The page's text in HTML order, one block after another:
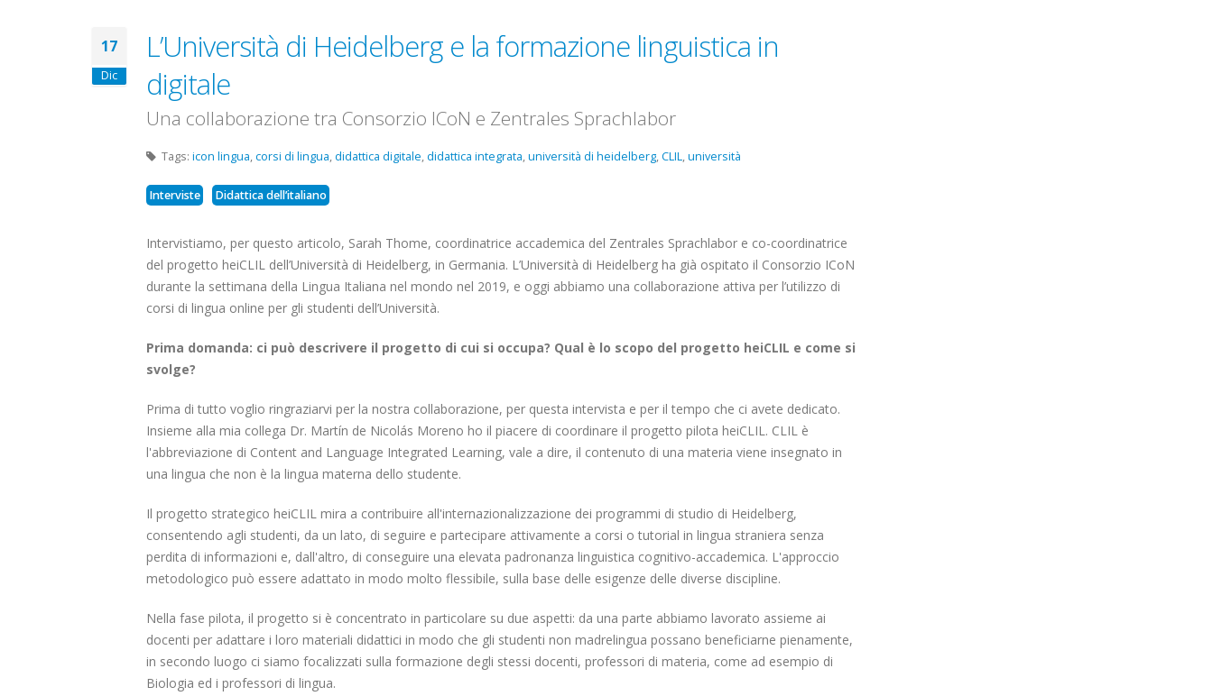
17
Dic
L’Università di Heidelberg e la formazione linguistica in
digitale
Una collaborazione tra Consorzio ICoN e Zentrales Sprachlabor
Tags: icon lingua,corsi di lingua,didattica digitale,didattica integrata,università di heidelberg,CLIL,università
Interviste Didattica dell’italiano
Intervistiamo, per questo articolo, Sarah Thome, coordinatrice accademica del Zentrales Sprachlabor e co-coordinatrice
del progetto heiCLIL dell’Università di Heidelberg, in Germania. L’Università di Heidelberg ha già ospitato il Consorzio ICoN
durante la settimana della Lingua Italiana nel mondo nel 2019, e oggi abbiamo una collaborazione attiva per l’utilizzo di
corsi di lingua online per gli studenti dell’Università.
Prima domanda: ci può descrivere il progetto di cui si occupa? Qual è lo scopo del progetto heiCLIL e come si
svolge?
Prima di tutto voglio ringraziarvi per la nostra collaborazione, per questa intervista e per il tempo che ci avete dedicato.
Insieme alla mia collega Dr. Martín de Nicolás Moreno ho il piacere di coordinare il progetto pilota heiCLIL. CLIL è
l'abbreviazione di Content and Language Integrated Learning, vale a dire, il contenuto di una materia viene insegnato in
una lingua che non è la lingua materna dello studente.
Il progetto strategico heiCLIL mira a contribuire all'internazionalizzazione dei programmi di studio di Heidelberg,
consentendo agli studenti, da un lato, di seguire e partecipare attivamente a corsi o tutorial in lingua straniera senza
perdita di informazioni e, dall'altro, di conseguire una elevata padronanza linguistica cognitivo-accademica. L'approccio
metodologico può essere adattato in modo molto flessibile, sulla base delle esigenze delle diverse discipline.
Nella fase pilota, il progetto si è concentrato in particolare su due aspetti: da una parte abbiamo lavorato assieme ai
docenti per adattare i loro materiali didattici in modo che gli studenti non madrelingua possano beneficiarne pienamente,
in secondo luogo ci siamo focalizzati sulla formazione degli stessi docenti, professori di materia, come ad esempio di
Biologia ed i professori di lingua.